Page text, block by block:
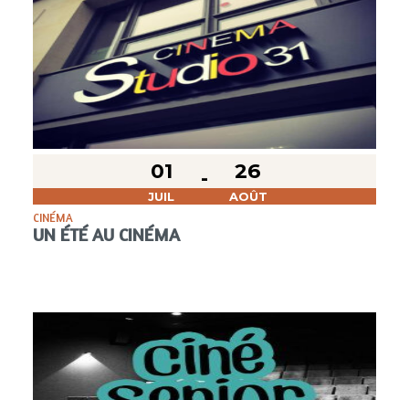
01
JUIL
26
AOÛT
CINÉMA
UN ÉTÉ AU CINÉMA